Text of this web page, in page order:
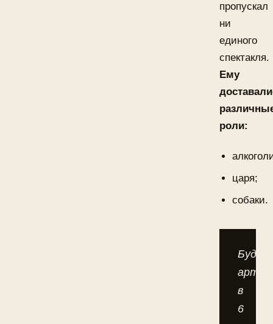
пропускал
ни
единого
спектакля.
Ему
роли:
царя;
собаки.
в
6